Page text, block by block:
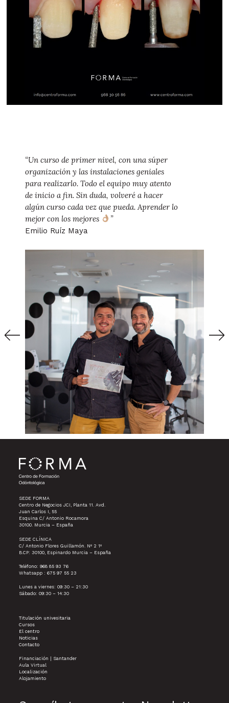
“Un curso de primer nivel, con una súper
organización y las instalaciones geniales
para realizarlo. Todo el equipo muy atento
de inicio a fin. Sin duda, volveré a hacer
algún curso cada vez que pueda. Aprender lo
mejor con los mejores
”
Emilio Ruíz Maya
SEDE FORMA
Centro de Negocios JCI, Planta 11. Avd.
Juan Carlos I, 55
Esquina C/ Antonio Rocamora
30100. Murcia – España
SEDE CLÍNICA
C/ Antonio Flores Guillamón. Nº 2 1º
B.CP: 30100, Espinardo Murcia – España
Teléfono: 968 85 93 76
Whatsapp : 675 97 55 23
Lunes a viernes: 09:30 – 21:30
Sábado: 09:30 – 14:30
Titulación univesitaria
Cursos
El centro
Noticias
Contacto
Financiación | Santander
Aula Virtual
Localización
Alojamiento